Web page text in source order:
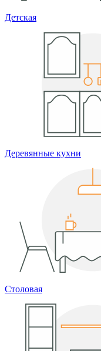
Детская
Деревянные кухни
Столовая